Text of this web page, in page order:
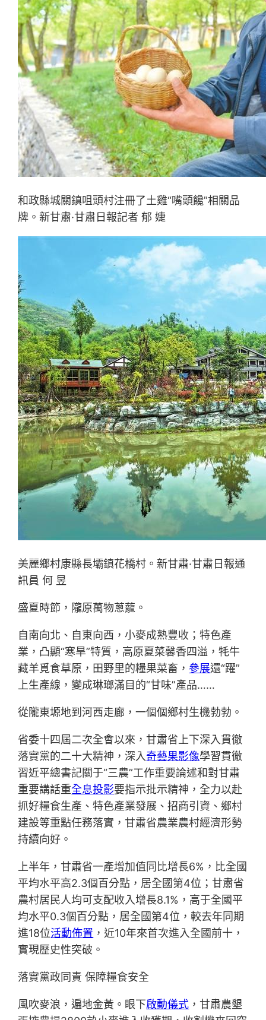
和政縣城關鎮咀頭村注冊了土雞“嘴頭饞”相關品
牌。新甘肅·甘肅日報記者 郁 婕
美麗鄉村康縣長壩鎮花橋村。新甘肅·甘肅日報通
訊員 何 昱
盛夏時節，隴原萬物蔥蘢。
自南向北、自東向西，小麥成熟豐收；特色產
業，凸顯“寒旱”特質，高原夏菜馨香四溢，牦牛
藏羊覓食草原，田野里的糧果菜畜， 參展還“躍”
上生產線，變成琳瑯滿目的“甘味”產品……
從隴東塬地到河西走廊，一個個鄉村生機勃勃。
省委十四屆二次全會以來，甘肅省上下深入貫徹
落實黨的二十大精神，深入奇藝果影像學習貫徹
習近平總書記關于“三農”工作重要論述和對甘肅
重要講話重全息投影要指示批示精神，全力以赴
抓好糧食生產、特色產業發展、招商引資、鄉村
建設等重點任務落實，甘肅省農業農村經濟形勢
持續向好。
上半年，甘肅省一產增加值同比增長6%，比全國
平均水平高2.3個百分點，居全國第4位；甘肅省
農村居民人均可支配收入增長8.1%，高于全國平
均水平0.3個百分點，居全國第4位，較去年同期
進18位活動佈置 ，近10年來首次進入全國前十，
實現歷史性突破。
落實黨政同責 保障糧食安全
風吹麥浪，遍地金黃。眼下啟動儀式 ，甘肅農墾